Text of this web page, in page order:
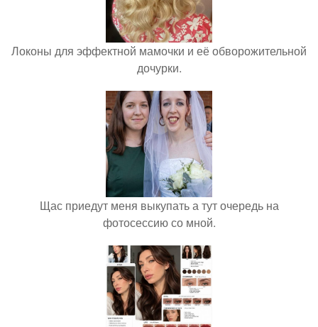
Локоны для эффектной мамочки и её обворожительной
дочурки.
Щас приедут меня выкупать а тут очередь на
фотосессию со мной.